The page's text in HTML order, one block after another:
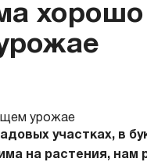
хорошо
участках, в
на растения, нам